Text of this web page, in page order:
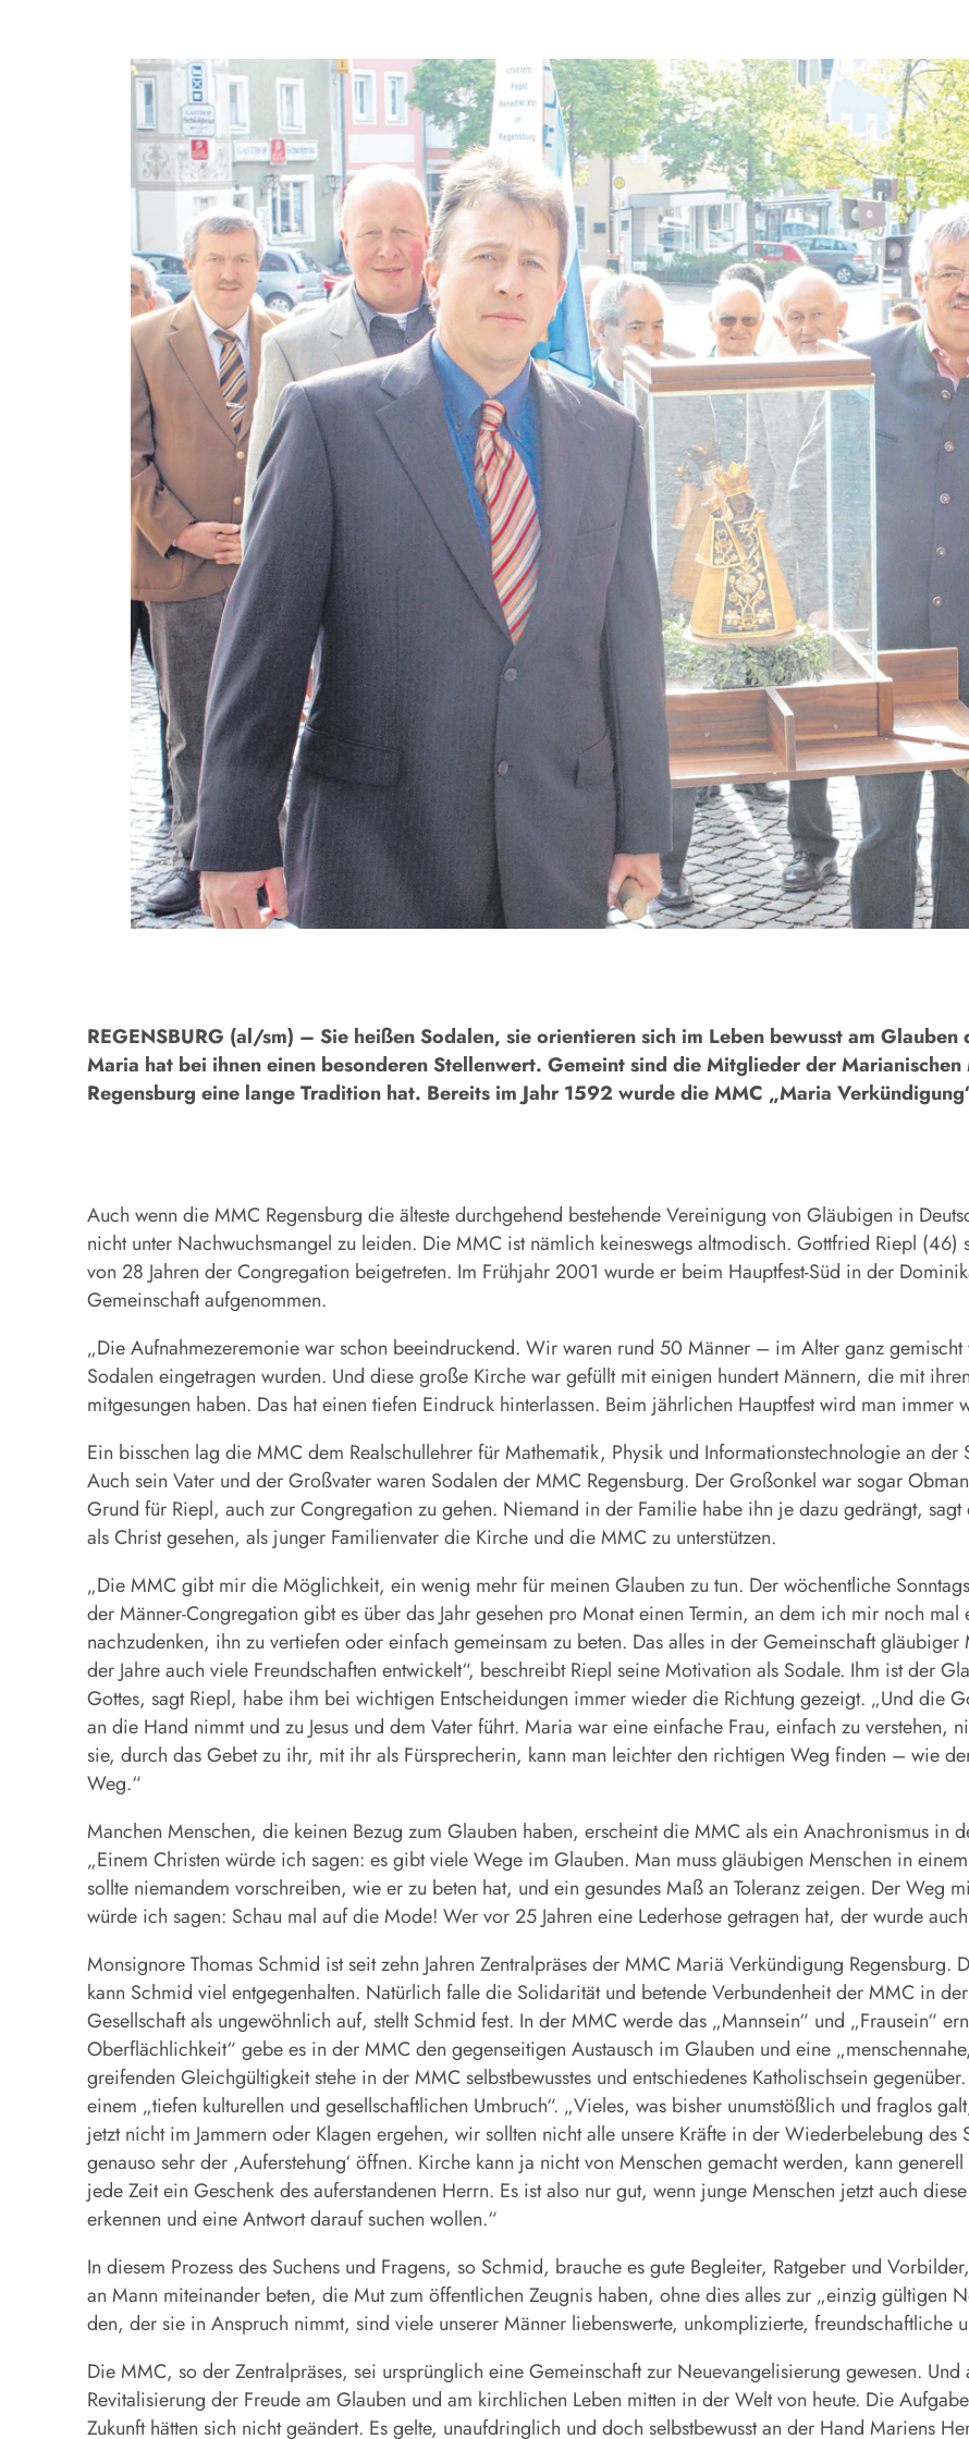
REGENSBURG (al/sm) – Sie heißen Sodalen, sie orientieren sich im Leben bewusst am
Maria hat bei ihnen einen besonderen Stellenwert. Gemeint sind die Mitglieder der
Regensburg eine lange Tradition hat. Bereits im Jahr 1592 wurde die MMC „Maria
Auch wenn die MMC Regensburg die älteste durchgehend bestehende Vereinigung von Gläubigen in
nicht unter Nachwuchsmangel zu leiden. Die MMC ist nämlich keineswegs altmodisch. Gottfried Riepl
von 28 Jahren der Congregation beigetreten. Im Frühjahr 2001 wurde er beim Hauptfest-Süd in der
Gemeinschaft aufgenommen.
„Die Aufnahmezeremonie war schon beeindruckend. Wir waren rund 50 Männer – im Alter ganz
Sodalen eingetragen wurden. Und diese große Kirche war gefüllt mit einigen hundert Männern, die mit
mitgesungen haben. Das hat einen tiefen Eindruck hinterlassen. Beim jährlichen Hauptfest wird man immer
Ein bisschen lag die MMC dem Realschullehrer für Mathematik, Physik und Informationstechnologie an der
Auch sein Vater und der Großvater waren Sodalen der MMC Regensburg. Der Großonkel war sogar
Grund für Riepl, auch zur Congregation zu gehen. Niemand in der Familie habe ihn je dazu gedrängt,
als Christ gesehen, als junger Familienvater die Kirche und die MMC zu unterstützen.
„Die MMC gibt mir die Möglichkeit, ein wenig mehr für meinen Glauben zu tun. Der wöchentliche
der Männer-Congregation gibt es über das Jahr gesehen pro Monat einen Termin, an dem ich mir noch
nachzudenken, ihn zu vertiefen oder einfach gemeinsam zu beten. Das alles in der Gemeinschaft
der Jahre auch viele Freundschaften entwickelt“, beschreibt Riepl seine Motivation als Sodale. Ihm ist der
Gottes, sagt Riepl, habe ihm bei wichtigen Entscheidungen immer wieder die Richtung gezeigt. „Und die
an die Hand nimmt und zu Jesus und dem Vater führt. Maria war eine einfache Frau, einfach zu
sie, durch das Gebet zu ihr, mit ihr als Fürsprecherin, kann man leichter den richtigen Weg finden – wie
Weg.“
Manchen Menschen, die keinen Bezug zum Glauben haben, erscheint die MMC als ein Anachronismus in
„Einem Christen würde ich sagen: es gibt viele Wege im Glauben. Man muss gläubigen Menschen in
sollte niemandem vorschreiben, wie er zu beten hat, und ein gesundes Maß an Toleranz zeigen. Der Weg
würde ich sagen: Schau mal auf die Mode! Wer vor 25 Jahren eine Lederhose getragen hat, der wurde
Monsignore Thomas Schmid ist seit zehn Jahren Zentralpräses der MMC Mariä Verkündigung
kann Schmid viel entgegenhalten. Natürlich falle die Solidarität und betende Verbundenheit der MMC in
Gesellschaft als ungewöhnlich auf, stellt Schmid fest. In der MMC werde das „Mannsein“ und „Frausein“
Oberflächlichkeit“ gebe es in der MMC den gegenseitigen Austausch im Glauben und eine
greifenden Gleichgültigkeit stehe in der MMC selbstbewusstes und entschiedenes Katholischsein
einem „tiefen kulturellen und gesellschaftlichen Umbruch“. „Vieles, was bisher unumstößlich und fraglos
jetzt nicht im Jammern oder Klagen ergehen, wir sollten nicht alle unsere Kräfte in der Wiederbelebung des
genauso sehr der ,Auferstehung‘ öffnen. Kirche kann ja nicht von Menschen gemacht werden, kann
jede Zeit ein Geschenk des auferstandenen Herrn. Es ist also nur gut, wenn junge Menschen jetzt auch
erkennen und eine Antwort darauf suchen wollen.“
In diesem Prozess des Suchens und Fragens, so Schmid, brauche es gute Begleiter, Ratgeber und
an Mann miteinander beten, die Mut zum öffentlichen Zeugnis haben, ohne dies alles zur „einzig gültigen
den, der sie in Anspruch nimmt, sind viele unserer Männer liebenswerte, unkomplizierte, freundschaftliche
Die MMC, so der Zentralpräses, sei ursprünglich eine Gemeinschaft zur Neuevangelisierung gewesen.
Revitalisierung der Freude am Glauben und am kirchlichen Leben mitten in der Welt von heute. Die
Zukunft hätten sich nicht geändert. Es gelte, unaufdringlich und doch selbstbewusst an der Hand Mariens